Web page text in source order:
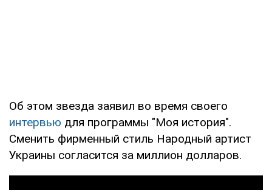
Об этом звезда заявил во время своего
интервью для программы "Моя история".
Сменить фирменный стиль Народный артист
Украины согласится за миллион долларов.